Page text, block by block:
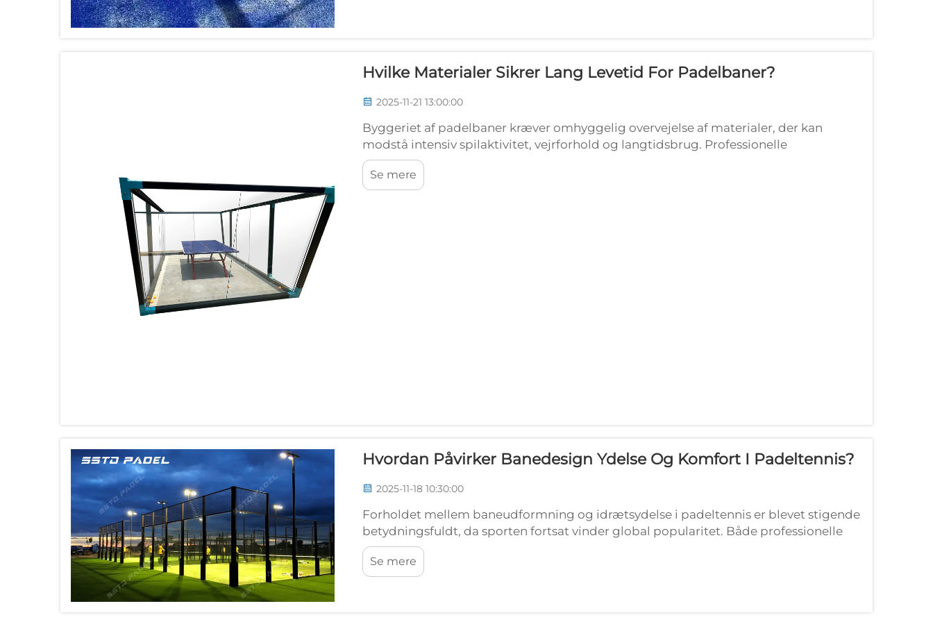
Hvilke Materialer Sikrer Lang Levetid For Padelbaner?
2025-11-21 13:00:00
Byggeriet af padelbaner kræver omhyggelig overvejelse af materialer, der kan
modstå intensiv spilaktivitet, vejrforhold og langtidsbrug. Professionelle
padelfaciliteter er afhængige af materialer af høj kvalitet for at sikre spillernes
sikkerhed, ...
Se mere
Hvordan Påvirker Banedesign Ydelse Og Komfort I Padeltennis?
2025-11-18 10:30:00
Forholdet mellem baneudformning og idrætsydelse i padeltennis er blevet stigende
betydningsfuldt, da sporten fortsat vinder global popularitet. Både professionelle
spillere og amatører opdager, at strukturen af...
Se mere